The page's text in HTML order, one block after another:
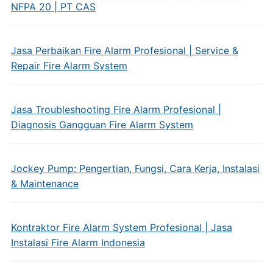
NFPA 20 | PT CAS
Jasa Perbaikan Fire Alarm Profesional | Service &
Repair Fire Alarm System
Jasa Troubleshooting Fire Alarm Profesional |
Diagnosis Gangguan Fire Alarm System
Jockey Pump: Pengertian, Fungsi, Cara Kerja, Instalasi
& Maintenance
Kontraktor Fire Alarm System Profesional | Jasa
Instalasi Fire Alarm Indonesia